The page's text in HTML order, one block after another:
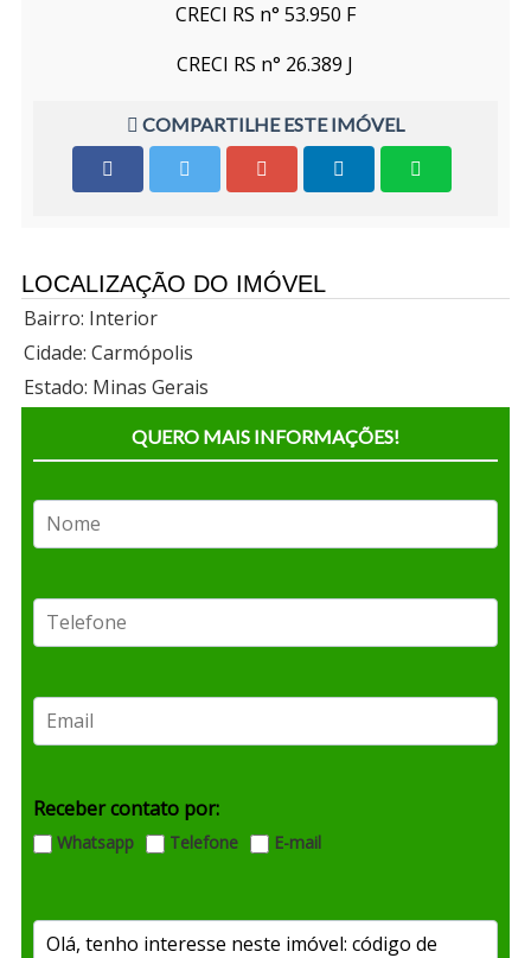
CRECI RS n° 53.950 F
CRECI RS n° 26.389 J
COMPARTILHE ESTE IMÓVEL
LOCALIZAÇÃO DO IMÓVEL
Bairro: Interior
Cidade: Carmópolis
Estado: Minas Gerais
QUERO MAIS INFORMAÇÕES!
Receber contato por:
Whatsapp Telefone E-mail